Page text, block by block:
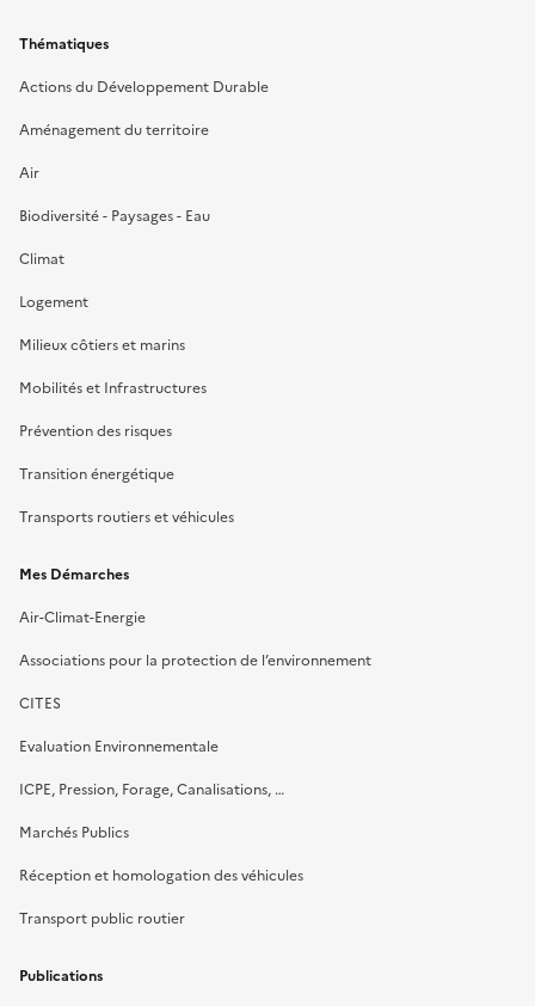
Thématiques
Actions du Développement Durable
Aménagement du territoire
Air
Biodiversité - Paysages - Eau
Climat
Logement
Milieux côtiers et marins
Mobilités et Infrastructures
Prévention des risques
Transition énergétique
Transports routiers et véhicules
Mes Démarches
Air-Climat-Energie
Associations pour la protection de l’environnement
CITES
Evaluation Environnementale
ICPE, Pression, Forage, Canalisations, …
Marchés Publics
Réception et homologation des véhicules
Transport public routier
Publications